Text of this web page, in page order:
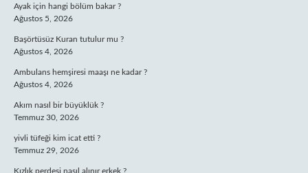
Ayak için hangi bölüm bakar ?
Ağustos 5, 2026
Başörtüsüz Kuran tutulur mu ?
Ağustos 4, 2026
Ambulans hemşiresi maaşı ne kadar ?
Ağustos 4, 2026
Akım nasıl bir büyüklük ?
Temmuz 30, 2026
yivli tüfeği kim icat etti ?
Temmuz 29, 2026
Kızlık perdesi nasıl alınır erkek ?